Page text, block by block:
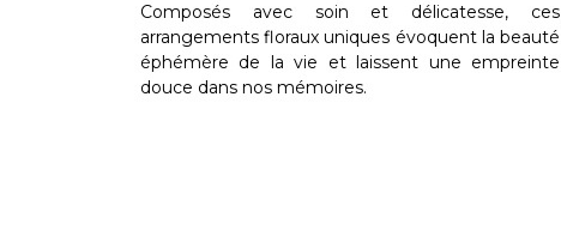
Composés avec soin et délicatesse, ces
arrangements floraux uniques évoquent la beauté
éphémère de la vie et laissent une empreinte
douce dans nos mémoires.